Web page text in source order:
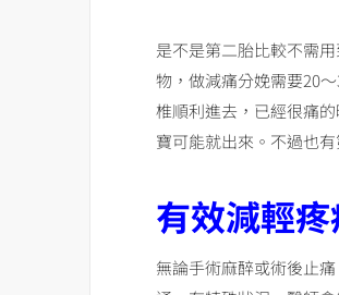
是不是第二胎比較不需
物，做減痛分娩需要20
椎順利進去，已經很痛
寶可能就出來。不過也
有效減輕
無論手術麻醉或術後止